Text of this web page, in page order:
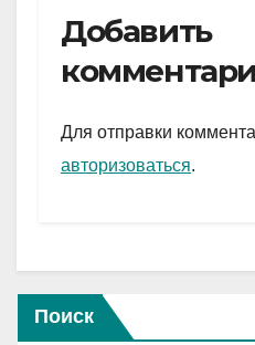
e
gr
a
m
er
s
A
p
Добавить
Для отправки
авторизоваться.
Поиск